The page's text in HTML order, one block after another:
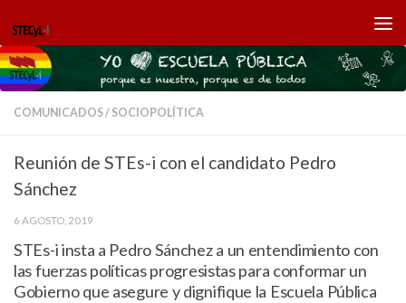
Saltar al contenido
COMUNICADOS/ SOCIOPOLÍTICA
Reunión de STEs-i con el candidato Pedro
Sánchez
6 AGOSTO, 2019
STEs-i insta a Pedro Sánchez a un entendimiento con
las fuerzas políticas progresistas para conformar un
Gobierno que asegure y dignifique la Escuela Pública